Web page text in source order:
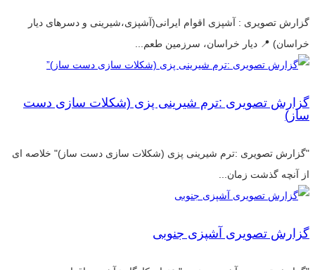
گزارش تصویری : آشپزی اقوام ایرانی(آشپزی،شیرینی و دسرهای دیار
خراسان) 📍 دیار خراسان، سرزمین طعم...
گزارش تصویری :ترم شیرینی پزی (شکلات سازی دست
ساز)
"گزارش تصویری :ترم شیرینی پزی (شکلات سازی دست ساز)" خلاصه ای
از آنچه گذشت زمان...
گزارش تصویری آشپزی جنوبی